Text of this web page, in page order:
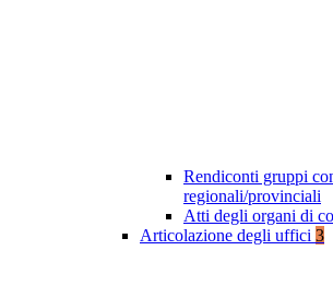
Rendiconti gruppi
regionali/provinciali
Atti degli organi di
Articolazione degli uffici 3